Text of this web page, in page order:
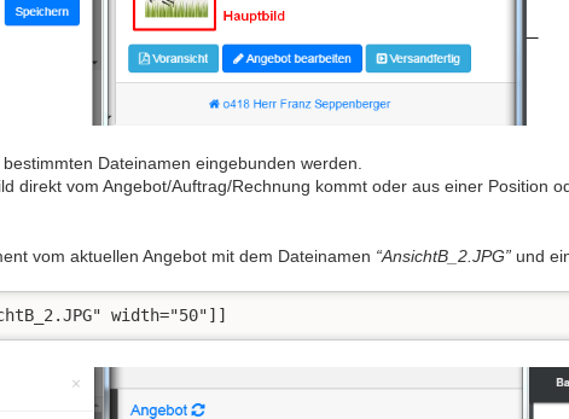
Dateinamen eingebunden werden.
direkt vom Angebot/Auftrag/Rechnung kommt oder aus einer Position
vom aktuellen Angebot mit dem Dateinamen “AnsichtB_2.JPG” und
width="50"]]